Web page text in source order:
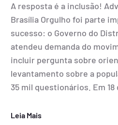
A resposta é a inclusão!
Brasília Orgulho foi parte
sucesso: o Governo do
atendeu demanda do
incluir pergunta sobre
levantamento sobre a
35 mil questionários. Em
Leia Mais